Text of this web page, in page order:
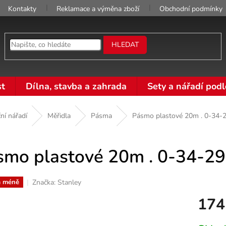
Kontakty Reklamace a výměna zboží Obchodní podmínky
HLEDAT
Dílna, stavba a zahrada Sety a nářadí
nářadí Měřidla Pásma Pásmo plastové 20m . 0-34-
plastové 20m . 0-34-
méně Značka: Stanley